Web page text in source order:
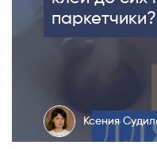
паркетчики?
Ксения